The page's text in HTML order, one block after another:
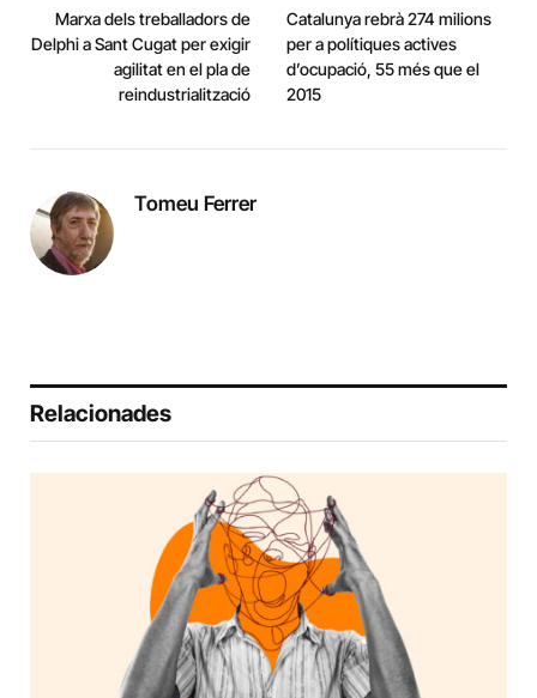
Marxa dels treballadors de
Delphi a Sant Cugat per exigir
agilitat en el pla de
reindustrialització
Catalunya rebrà 274 milions
per a polítiques actives
d’ocupació, 55 més que el
2015
Tomeu Ferrer
Relacionades